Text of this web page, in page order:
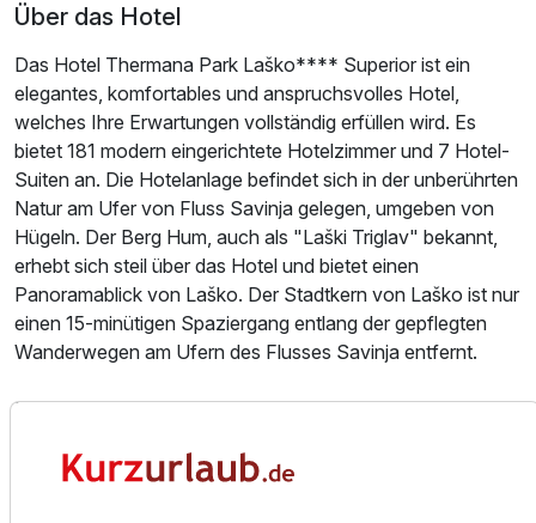
Ausstattung
Für 3 Tage p.P. ab324,00 €
Doppelzimmer Standard
2 Erwachsene und 2 Kinder
Über das Hotel
Das Hotel Thermana Park Laško**** Superior ist ein
elegantes, komfortables und anspruchsvolles Hotel,
welches Ihre Erwartungen vollständig erfüllen wird. Es
bietet 181 modern eingerichtete Hotelzimmer und 7 Hotel-
Suiten an. Die Hotelanlage befindet sich in der unberührten
Natur am Ufer von Fluss Savinja gelegen, umgeben von
Hügeln. Der Berg Hum, auch als "Laški Triglav" bekannt,
erhebt sich steil über das Hotel und bietet einen
Panoramablick von Laško. Der Stadtkern von Laško ist nur
einen 15-minütigen Spaziergang entlang der gepflegten
Wanderwegen am Ufern des Flusses Savinja entfernt.
Das Hotel bietet unendlich viele Möglichkeiten zur
Beginnen Sie Ihre Reise in der Thermalwassertrinkhalle und